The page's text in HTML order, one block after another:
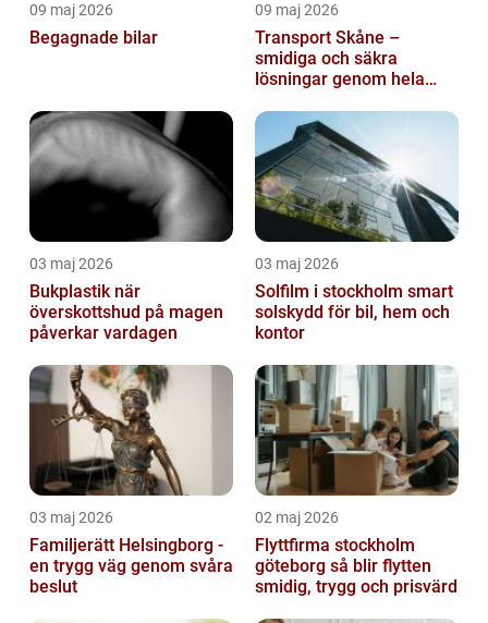
09 maj 2026
Begagnade bilar
09 maj 2026
Transport Skåne –
smidiga och säkra
lösningar genom hela
03 maj 2026
Bukplastik när
överskottshud på magen
påverkar vardagen
03 maj 2026
Solfilm i stockholm smart
solskydd för bil, hem och
kontor
03 maj 2026
Familjerätt Helsingborg -
en trygg väg genom svåra
beslut
02 maj 2026
Flyttfirma stockholm
göteborg så blir flytten
smidig, trygg och prisvärd